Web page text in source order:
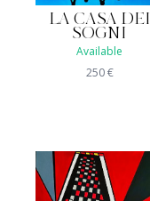
LA CASA DEI
SOGNI
Available
250€